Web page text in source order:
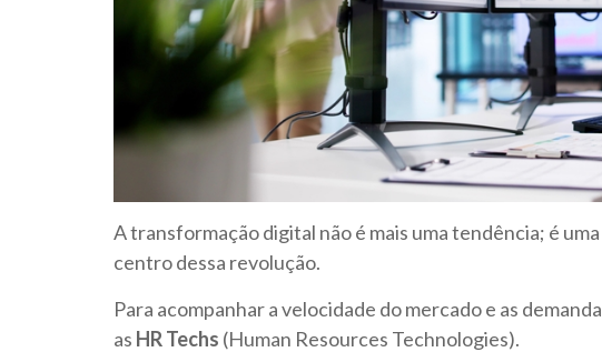
A transformação digital não é mais uma tendência; é
centro dessa revolução.
Para acompanhar a velocidade do mercado e as
as HR Techs (Human Resources Technologies).